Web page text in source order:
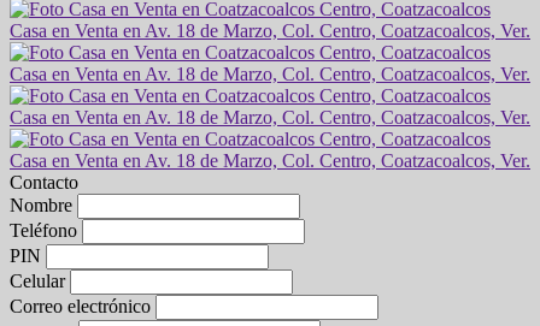
Contacto
Nombre
Teléfono
PIN
Celular
Correo electrónico